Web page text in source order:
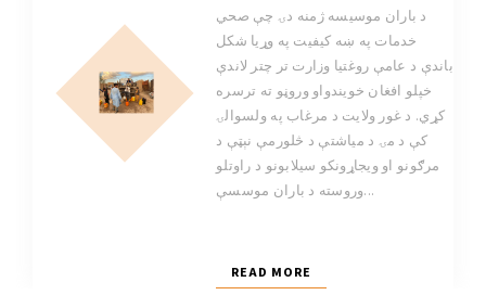
د باران موسیسه ژمنه دۍ چې صحي
خدمات په ښه کیفیت په وړیا شکل
باندې د عامې روغتیا وزارت تر چتر لاندې
خپلو افغان خویندواو وروڼو ته ترسره
کړي. د غور ولایت د مرغاب په ولسوالۍ
کې د مۍ د میاشتې د څلورمې نېټې د
مرګونو او ویجاړونکو سیلابونو د راوتلو
وروسته د باران موسسې...
READ MORE